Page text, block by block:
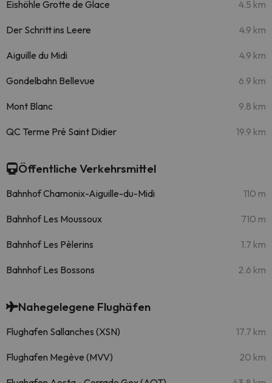
Eishöhle Grotte de Glace 4.5 km
Der Schritt ins Leere 4.9 km
Aiguille du Midi 4.9 km
Gondelbahn Bellevue 6.9 km
Mont Blanc 9.8 km
QC Terme Pré Saint Didier 19.9 km
Öffentliche Verkehrsmittel
Bahnhof Chamonix-Aiguille-du-Midi 110 m
Bahnhof Les Moussoux 710 m
Bahnhof Les Pèlerins 1.7 km
Bahnhof Les Bossons 2.6 km
Nahegelegene Flughäfen
Flughafen Sallanches (XSN) 17.7 km
Flughafen Megève (MVV) 20 km